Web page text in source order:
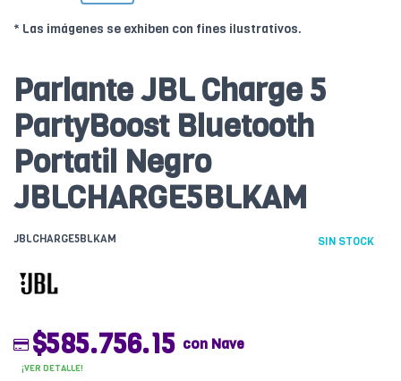
* Las imágenes se exhiben con fines ilustrativos.
Parlante JBL Charge 5
PartyBoost Bluetooth
Portatil Negro
JBLCHARGE5BLKAM
JBLCHARGE5BLKAM SIN STOCK
$585.756.15 con Nave
¡VER DETALLE!